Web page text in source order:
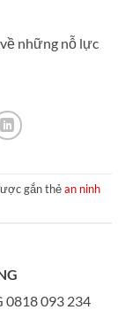
những nỗ lực
gắn thẻan ninh
0818 093 234